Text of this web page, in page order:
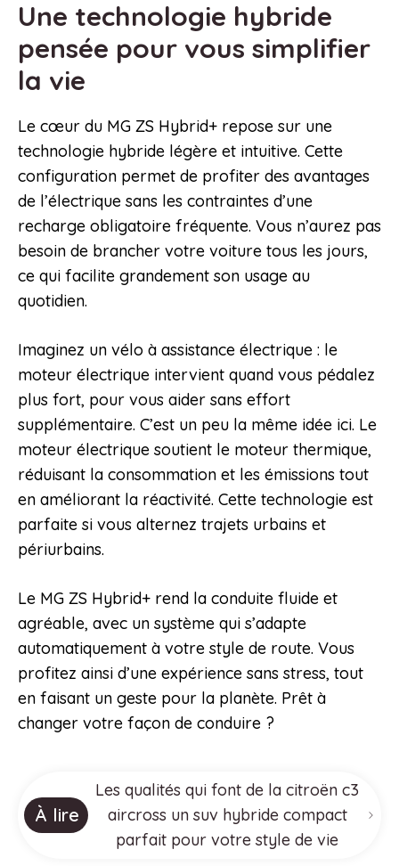
Une technologie hybride
pensée pour vous simplifier
la vie
Le cœur du MG ZS Hybrid+ repose sur une
technologie hybride légère et intuitive. Cette
configuration permet de profiter des avantages
de l’électrique sans les contraintes d’une
recharge obligatoire fréquente. Vous n’aurez pas
besoin de brancher votre voiture tous les jours,
ce qui facilite grandement son usage au
quotidien.
Imaginez un vélo à assistance électrique : le
moteur électrique intervient quand vous pédalez
plus fort, pour vous aider sans effort
supplémentaire. C’est un peu la même idée ici. Le
moteur électrique soutient le moteur thermique,
réduisant la consommation et les émissions tout
en améliorant la réactivité. Cette technologie est
parfaite si vous alternez trajets urbains et
périurbains.
Le MG ZS Hybrid+ rend la conduite fluide et
agréable, avec un système qui s’adapte
automatiquement à votre style de route. Vous
profitez ainsi d’une expérience sans stress, tout
en faisant un geste pour la planète. Prêt à
changer votre façon de conduire ?
À lire
Les qualités qui font de la citroën c3
aircross un suv hybride compact
parfait pour votre style de vie